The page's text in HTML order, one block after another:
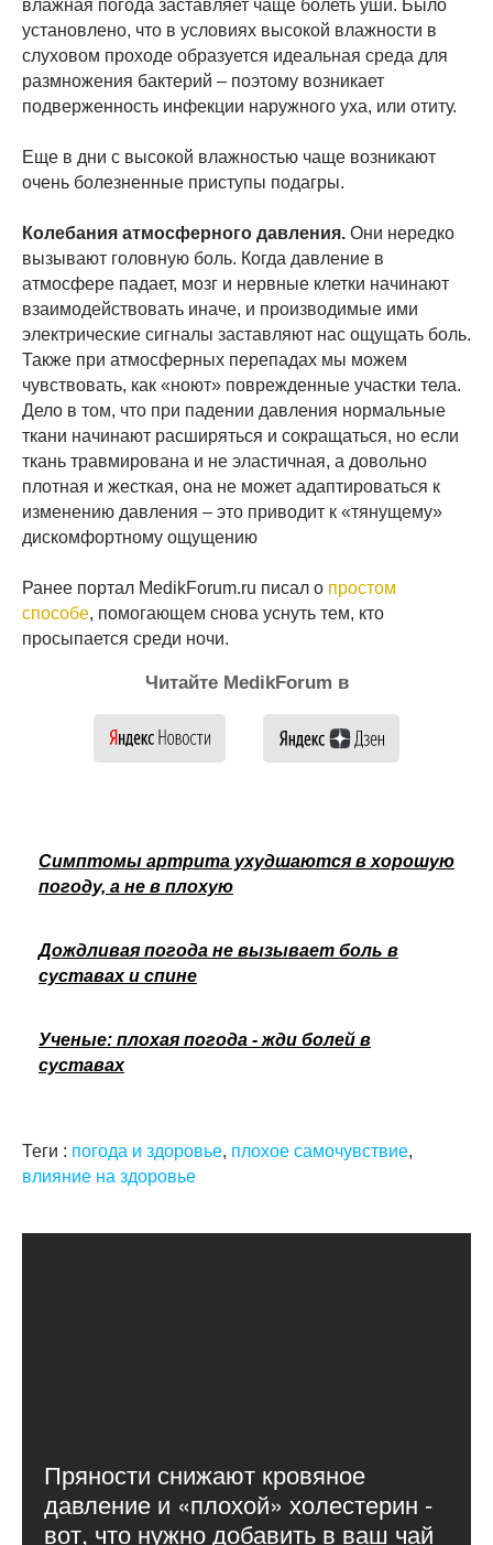
влажная погода заставляет чаще болеть уши. Было
установлено, что в условиях высокой влажности в
слуховом проходе образуется идеальная среда для
размножения бактерий – поэтому возникает
подверженность инфекции наружного уха, или отиту.
Еще в дни с высокой влажностью чаще возникают
очень болезненные приступы подагры.
Колебания атмосферного давления. Они нередко
вызывают головную боль. Когда давление в
атмосфере падает, мозг и нервные клетки начинают
взаимодействовать иначе, и производимые ими
электрические сигналы заставляют нас ощущать боль.
Также при атмосферных перепадах мы можем
чувствовать, как «ноют» поврежденные участки тела.
Дело в том, что при падении давления нормальные
ткани начинают расширяться и сокращаться, но если
ткань травмирована и не эластичная, а довольно
плотная и жесткая, она не может адаптироваться к
изменению давления – это приводит к «тянущему»
дискомфортному ощущению
Ранее портал MedikForum.ru писал о простом
способе, помогающем снова уснуть тем, кто
просыпается среди ночи.
Читайте MedikForum в
Симптомы артрита ухудшаются в хорошую
погоду, а не в плохую
Дождливая погода не вызывает боль в
суставах и спине
Ученые: плохая погода - жди болей в
суставах
Теги : погода и здоровье, плохое самочувствие,
влияние на здоровье
Пряности снижают кровяное
давление и «плохой» холестерин -
вот, что нужно добавить в ваш чай